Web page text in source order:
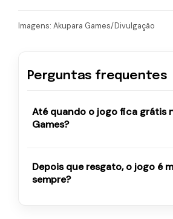
Imagens: Akupara Games/Divulgação
Perguntas frequentes
Até quando o jogo fica grátis
Games?
Depois que resgato, o jogo é
sempre?